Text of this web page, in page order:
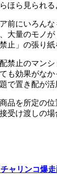
ほら見られる
前にいろん
大量のモノ
止」の張り紙
禁止のマン
も効果がな
で置き配が
品を所定の
受け渡しの
ャリンコ爆